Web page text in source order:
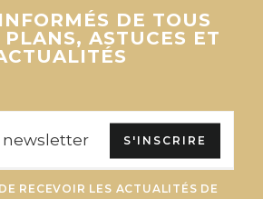
DE TOUS
ASTUCES ET
S'INSCRIRE
RECEVOIR LES ACTUALITÉS DE